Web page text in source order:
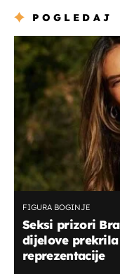
POGLEDAJ
FIGURA BOGINJE
Seksi prizori
dijelove
reprezentacije